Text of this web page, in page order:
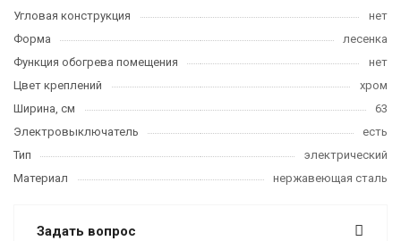
Угловая конструкция
нет
Форма
лесенка
Функция обогрева помещения
нет
Цвет креплений
хром
Ширина, см
63
Электровыключатель
есть
Тип
электрический
Материал
нержавеющая сталь
Задать вопрос